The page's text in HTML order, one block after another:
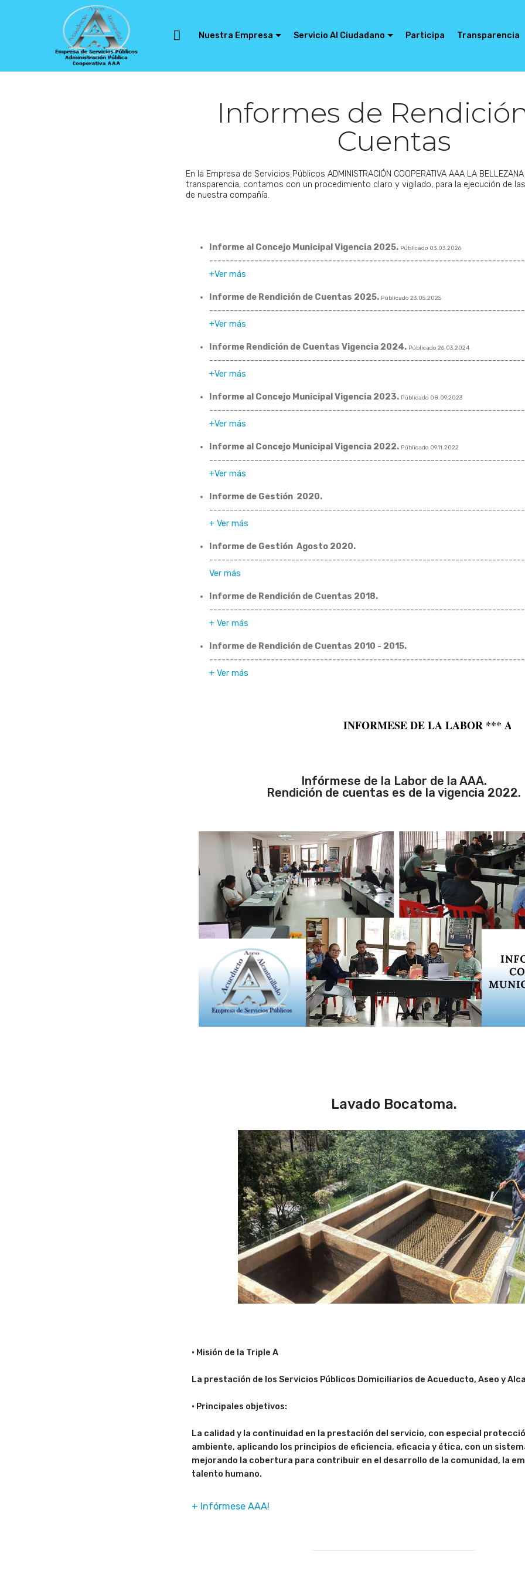
Nuestra Empresa Servicio Al Ciudadano Participa Transparencia
Informes de
Cuentas
En la Empresa de Servicios Públicos ADMINISTRACIÓN COOPERATIVA AAA LA
transparencia, contamos con un procedimiento claro y vigilado, para la ejecución de
de nuestra compañía.
Informe al Concejo Municipal Vigencia 2025. Públicado 03.03.2026
+Ver más
Informe de Rendición de Cuentas 2025. Públicado 23.05.2025
+Ver más
Informe Rendición de Cuentas Vigencia 2024. Públicado 26.03.2024
+Ver más
Informe al Concejo Municipal Vigencia 2023. Públicado 08.09.2023
+Ver más
Informe al Concejo Municipal Vigencia 2022. Públicado 09.11.2022
+Ver más
Informe de Gestión 2020.
+ Ver más
Informe de Gestión Agosto 2020.
Ver más
Informe de Rendición de Cuentas 2018.
+ Ver más
Informe de Rendición de Cuentas 2010 - 2015.
+ Ver más
INFORMESE DE LA LABOR *** AAA LA
Infórmese de la Labor de la AAA.
Rendición de cuentas es de la vigencia 2022.
Lavado Bocatoma.
• Misión de la Triple A
La prestación de los Servicios Públicos Domiciliarios de Acueducto, Aseo y
• Principales objetivos:
La calidad y la continuidad en la prestación del servicio, con especial
ambiente, aplicando los principios de eficiencia, eficacia y ética, con un
mejorando la cobertura para contribuir en el desarrollo de la comunidad, la
talento humano.
+ Infórmese AAA!